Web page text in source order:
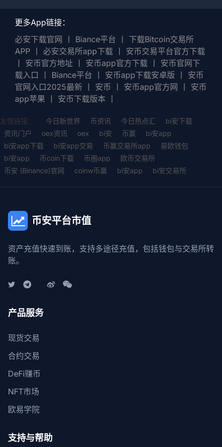
更多App链接：
必安下载官网
Biance平台
下载Bitcoin交易所
APP
必安交易所app下载
安币交易平台官方下载
安币官方地址 安币app官方下载
安币官网下
载入口
Biance平台 安币app下载安卓版
安币
官网入口2025最新
安币 安币app官方网
安币
app苹果
安币下载版本
友情链接： 今日新世界 币资讯 今日热点汇
bi安下载
资讯门户
oex资讯 oex bi安 币赢
bi安app
bi安app下载
bi安app交易 币赢交易所app
易欧钱包
bi安app
币coin下载 币圈app
欧币交易所
币安 (Binance)官网
coinw币赢 bi安app bi安交易所
币安平台市值
资产充值快速到账，支持多途径充值，包括钱包与交易所转
账。
产品服务
现货交易
合约交易
DeFi赚币
NFT市场
欧易学院
支持与帮助